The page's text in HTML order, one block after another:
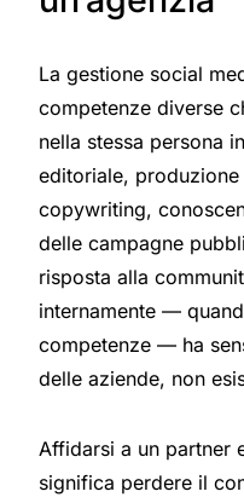
La gestione social
competenze diverse
nella stessa persona
editoriale,
copywriting,
delle campagne
risposta alla
internamente —
competenze — ha
delle aziende, non
Affidarsi a un partner
significa perdere il